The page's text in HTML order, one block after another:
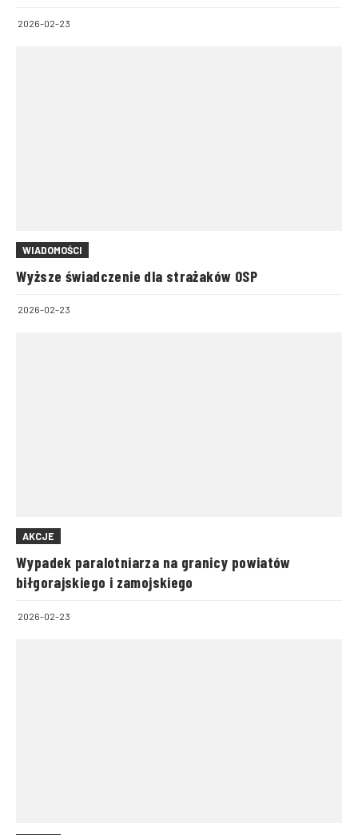
2026-02-23
WIADOMOŚCI
Wyższe świadczenie dla strażaków OSP
2026-02-23
AKCJE
Wypadek paralotniarza na granicy powiatów
biłgorajskiego i zamojskiego
2026-02-23